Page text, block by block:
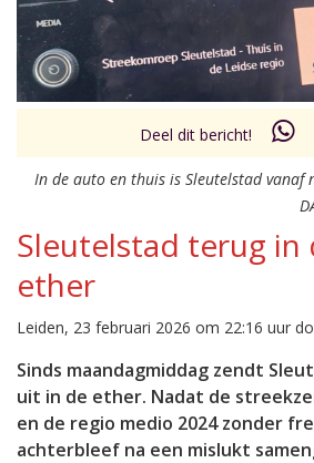
Deel dit bericht!
In de auto en thuis is Sleutelstad vanaf
Sleutelstad terug in
ether
Leiden, 23 februari 2026 om 22:16 uur
Sinds maandagmiddag zendt
uit in de ether. Nadat de
en de regio medio 2024 zonder
achterbleef na een mislukt